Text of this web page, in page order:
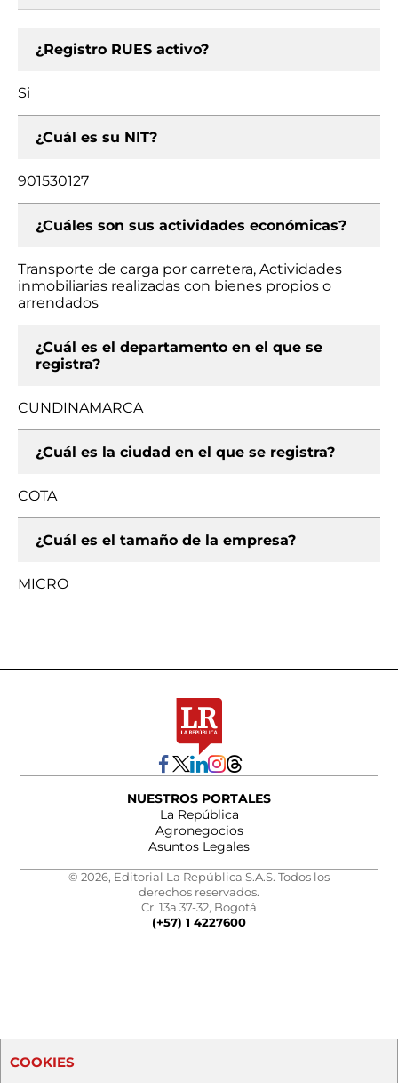
¿Registro RUES activo?
Si
¿Cuál es su NIT?
901530127
¿Cuáles son sus actividades económicas?
Transporte de carga por carretera, Actividades
inmobiliarias realizadas con bienes propios o
arrendados
¿Cuál es el departamento en el que se
registra?
CUNDINAMARCA
¿Cuál es la ciudad en el que se registra?
COTA
¿Cuál es el tamaño de la empresa?
MICRO
NUESTROS PORTALES
La República
Agronegocios
Asuntos Legales
© 2026, Editorial La República S.A.S. Todos los
derechos reservados.
Cr. 13a 37-32, Bogotá
(+57) 1 4227600
COOKIES